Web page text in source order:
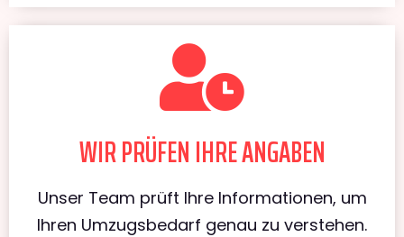
WIR PRÜFEN IHRE ANGABEN
Unser Team prüft Ihre Informationen, um
Ihren Umzugsbedarf genau zu verstehen.